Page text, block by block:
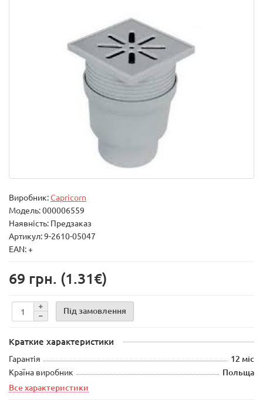
Виробник:Capricorn
Модель:000006559
Наявність: Предзаказ
Артикул: 9-2610-05047
EAN: +
69 грн. (1.31€)
Під замовлення
Краткие характеристики
Гарантія 12 міс
Країна виробник
Польща
Все характеристики